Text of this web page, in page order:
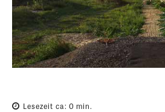
Lesezeit ca: 0 min.